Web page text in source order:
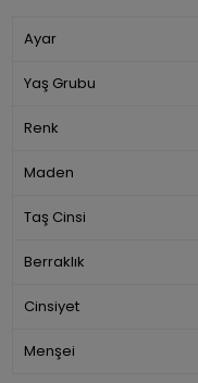
Ayar
Yaş Grubu
Renk
Maden
Taş Cinsi
Berraklık
Cinsiyet
Menşei